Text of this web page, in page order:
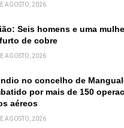
AGOSTO, 2026
Seis homens e uma
de cobre
AGOSTO, 2026
no concelho de
por mais de 150
aéreos
AGOSTO, 2026